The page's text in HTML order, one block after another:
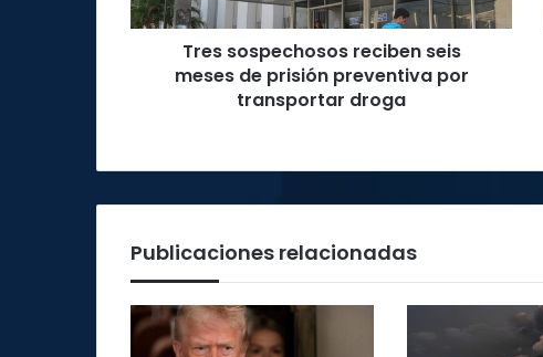
por
transportarTres sospechosos reciben seis
meses de prisión preventiva por
transportar droga
Publicaciones relacionadas